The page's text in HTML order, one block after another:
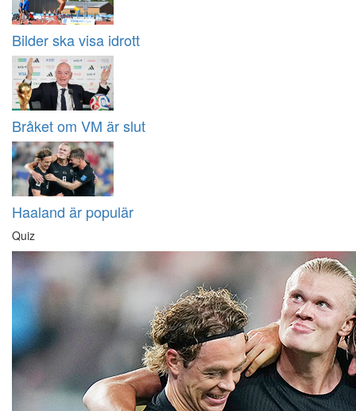
Bilder ska visa idrott
Bråket om VM är slut
Haaland är populär
Quiz